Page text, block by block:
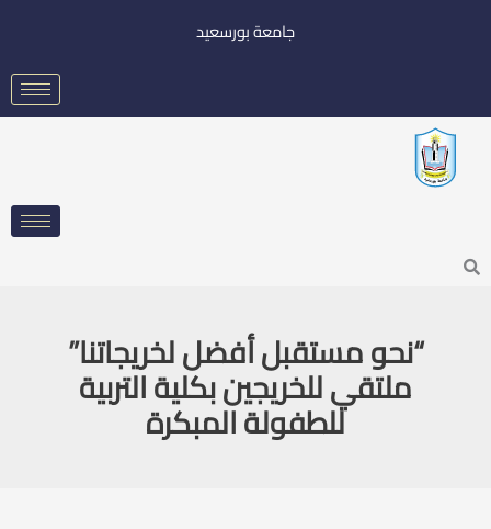
جامعة بورسعيد
Search
“نحو مستقبل أفضل لخريجاتنا”
ملتقي للخريجين بكلية التربية
للطفولة المبكرة